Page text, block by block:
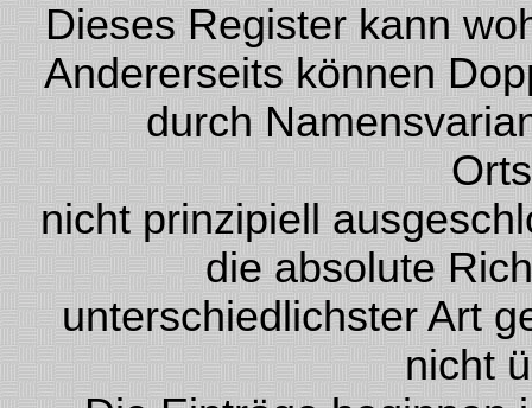
Dieses Register kann
Andererseits können
durch
nicht prinzipiell
die absolute
unterschiedlichster Art
nicht